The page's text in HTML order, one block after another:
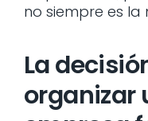
no siempre es la
La
organizar